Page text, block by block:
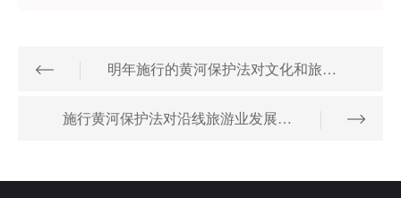
明年施行的黄河保护法对文化和旅游主管部门提出了这些要求
施行黄河保护法对沿线旅游业发展有哪些积极意义？